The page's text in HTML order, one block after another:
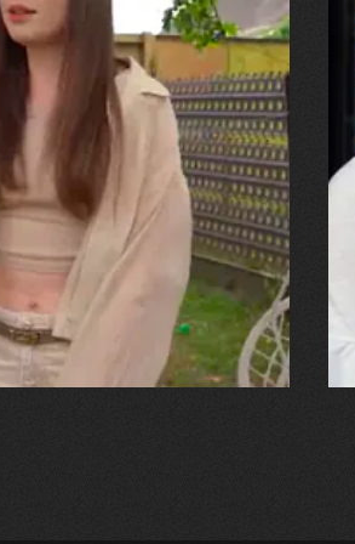
Папроцькі
від моря,
Я ледве
племінницю"